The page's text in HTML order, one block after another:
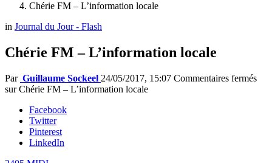
Chérie FM – L’information locale
in Journal du Jour - Flash
Chérie FM – L’information locale
Par Guillaume Sockeel 24/05/2017, 15:07 Commentaires fermés
sur Chérie FM – L’information locale
Facebook
Twitter
Pinterest
LinkedIn